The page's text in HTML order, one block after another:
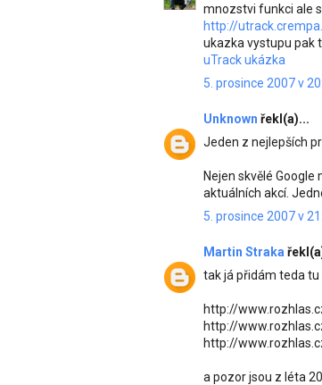
mnozstvi funkci ale
http://
ukazka vystupu pak
uTrack ukázka
5. prosince 2007 v
Unknown řekl(a)...
Jeden z nejlepších
Nejen skvělé
aktuálních akcí.
5. prosince 2007 v
Martin Straka
tak já přidám teda tu
http://
http://
http://
a pozor jsou z léta